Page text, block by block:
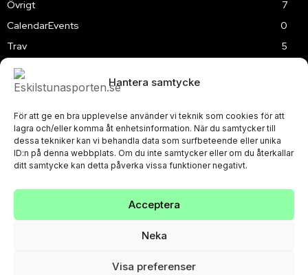
Hantera samtycke
För att ge en bra upplevelse använder vi teknik som cookies för att
lagra och/eller komma åt enhetsinformation. När du samtycker till
dessa tekniker kan vi behandla data som surfbeteende eller unika
ID:n på denna webbplats. Om du inte samtycker eller om du återkallar
ditt samtycke kan detta påverka vissa funktioner negativt.
Acceptera
Neka
Visa preferenser
Övrigt
7
CalendarEvents
0
Trav
5
TV
Samhällsprojekt
Slalom
PRIVACY POLICY
© Eskilstunasporten.se 2024-2026